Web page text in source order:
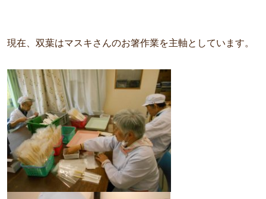
現在、双葉はマスキさんのお箸作業を主軸としています。